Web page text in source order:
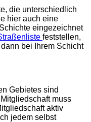
die unterschiedlich
hier auch eine
eingezeichnet
feststellen,
bei Ihrem Schicht
Gebietes sind
muss
aktiv
jedem selbst